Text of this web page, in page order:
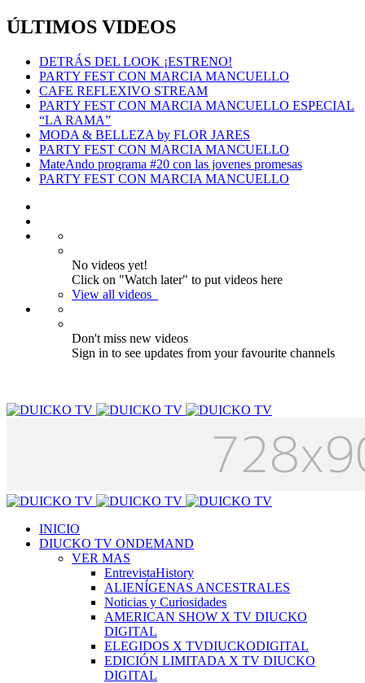
ÚLTIMOS VIDEOS
DETRÁS DEL LOOK ¡ESTRENO!
PARTY FEST CON MARCIA MANCUELLO
CAFE REFLEXIVO STREAM
PARTY FEST CON MARCIA MANCUELLO ESPECIAL
“LA RAMA”
MODA & BELLEZA by FLOR JARES
PARTY FEST CON MARCIA MANCUELLO
MateAndo programa #20 con las jovenes promesas
PARTY FEST CON MARCIA MANCUELLO
No videos yet!
Click on "Watch later" to put videos here
View all videos
Don't miss new videos
Sign in to see updates from your favourite channels
INICIO
DIUCKO TV ONDEMAND
VER MAS
EntrevistaHistory
ALIENÍGENAS ANCESTRALES
Noticias y Curiosidades
AMERICAN SHOW X TV DIUCKO
DIGITAL
ELEGIDOS X TVDIUCKODIGITAL
EDICIÓN LIMITADA X TV DIUCKO
DIGITAL